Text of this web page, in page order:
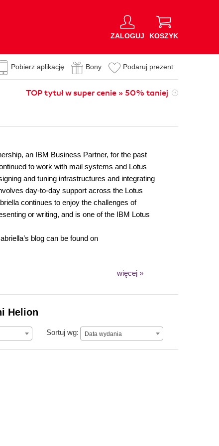
ZALOGUJ KOSZYK
Pobierz aplikację Bony Podaruj prezent
TOP tytuł w super cenie » 50% taniej
an IBM Business Partner, for the past
to work with mail systems and Lotus
and tuning infrastructures and integrating
day-to-day support across the Lotus
continues to enjoy the challenges of
or writing, and is one of the IBM Lotus
blog can be found on
więcej »
Helion
Sortuj wg: Data wydania
Data wydania